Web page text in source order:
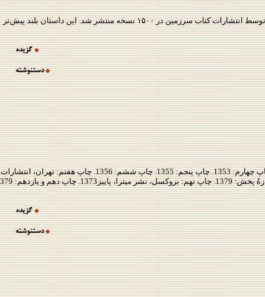
نوشته‌ی هوشنگ گلشیری با تصویرگری سمیرا دریا و طرح جلد و خط امیرمهدی مصلحی توسط انتشارات کتاب سرزمین در ۱۵۰۰ نسخه منتشر شد. این داستان بلند پیش‌تر
چاپ اول: تهران، كتاب زمان، 1348، 95 صفحه. چاپ دوم: 1350. چاپ سوم: 1353. چاپ چهارم: 1353. چاپ پنجم: 1355. چاپ ششم: 1356. چاپ هفتم: تهران، انتشارات